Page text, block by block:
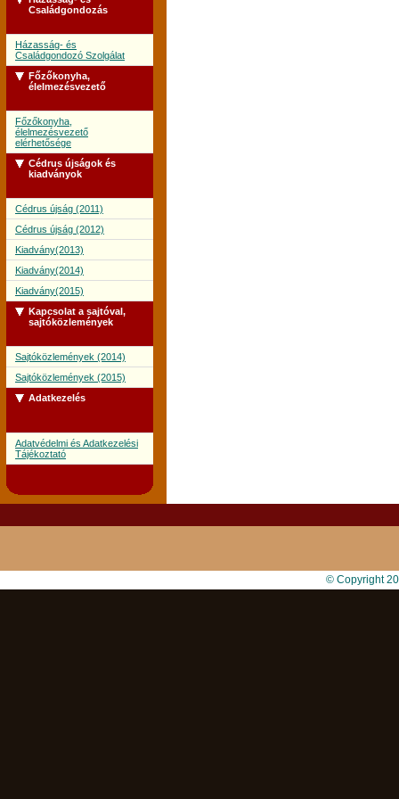
Családgondozás
Házasság- és
Családgondozó Szolgálat
Főzőkonyha,
élelmezésvezető
Főzőkonyha,
élelmezésvezető
elérhetősége
Cédrus újságok és
kiadványok
Cédrus újság (2011)
Cédrus újság (2012)
Kiadvány(2013)
Kiadvány(2014)
Kiadvány(2015)
Kapcsolat a sajtóval,
sajtóközlemények
Sajtóközlemények (2014)
Sajtóközlemények (2015)
Adatkezelés
Adatvédelmi és Adatkezelési
Tájékoztató
© Copyright